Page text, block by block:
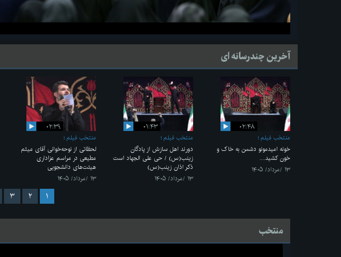
آخرین چندرسانه ای
۰۲:۴۸
منتخب فیلم
خونه امیدمونو دشمن به خاک و
خون کشید....
۱۳ /مرداد/ ۱۴۰۵
۰۱:۴۳
منتخب فیلم
دورند اهل سازش از پادگان
زینب(س) / حی علی الجهاد است
ذکر اذان زینب(س)
۱۳ /مرداد/ ۱۴۰۵
۰۲:۳۹
منتخب فیلم
لحظاتی از نوحه‌خوانی آقای میثم
مطیعی در مراسم عزاداری
هیئت‌های دانشجویی
۱۳ /مرداد/ ۱۴۰۵
۱ ۲ ۳
منتخب